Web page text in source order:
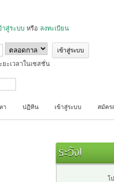
าสู่ระบบ หรือ ลงทะเบียน
ะเวลาในเซสชั่น
า ปฏิทิน เข้าสู่ระบบ สมัคร
ระวัง!
โ